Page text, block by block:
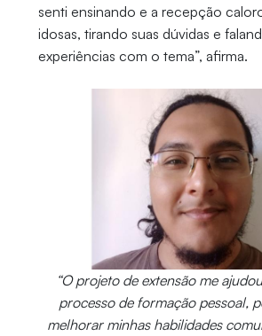
senti ensinando e a recepção
idosas, tirando suas dúvidas e
experiências com o tema”, afirma.
“O projeto de extensão me
processo de formação pessoal,
melhorar minhas habilidades